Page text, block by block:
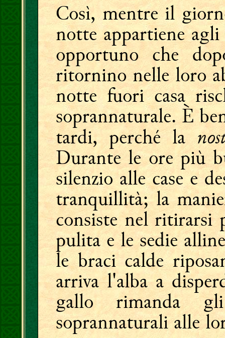
Così, mentre il
notte appartiene
opportuno che
ritornino nelle loro
notte fuori casa
soprannaturale. È
tardi, perché la
Durante le ore più
silenzio alle case e
tranquillità; la
consiste nel ritirarsi
pulita e le sedie
le braci calde
arriva l'alba a
gallo rimanda
soprannaturali alle